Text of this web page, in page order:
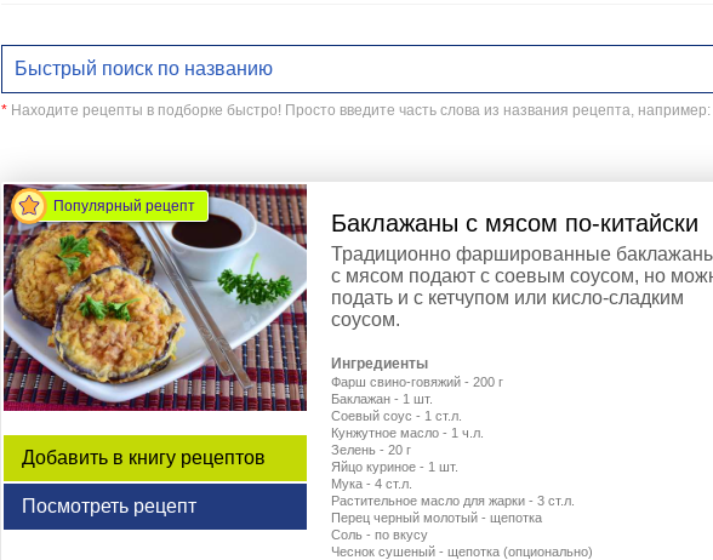
* Находите рецепты в подборке быстро! Просто введите часть слова из названия рецепта, например:
Популярный рецепт
Добавить в книгу рецептов
Посмотреть рецепт
Баклажаны с мясом по-китайски
Традиционно фаршированные
с мясом подают с соевым соусом, но
подать и с кетчупом или кисло-сладким
соусом.
Ингредиенты
Фарш свино-говяжий - 200 г
Баклажан - 1 шт.
Соевый соус - 1 ст.л.
Кунжутное масло - 1 ч.л.
Зелень - 20 г
Яйцо куриное - 1 шт.
Мука - 4 ст.л.
Растительное масло для жарки - 3 ст.л.
Перец черный молотый - щепотка
Соль - по вкусу
Чеснок сушеный - щепотка (опционально)